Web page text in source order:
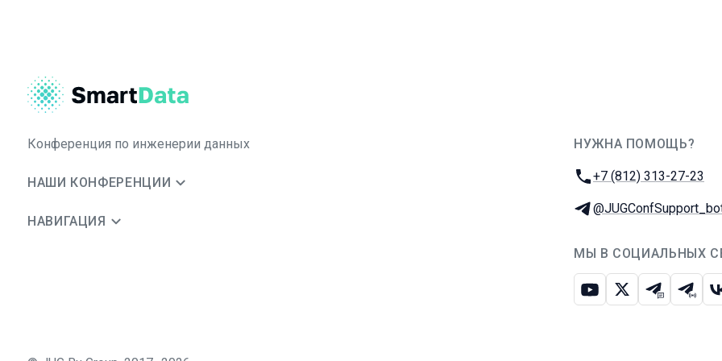
Конференция по инженерии данных
НАШИ КОНФЕРЕНЦИИ
НАВИГАЦИЯ
НУЖНА ПОМОЩЬ?
Телефон:
+7 (812) 313-27-23
Телеграм:
МЫ В СОЦИАЛЬНЫХ
ЮтубИкс Телеграм-